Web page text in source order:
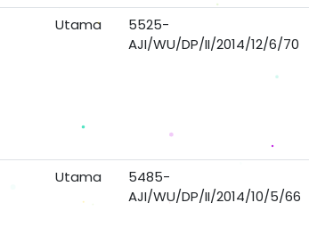
Utama
5525-
AJI/WU/DP/II/2014/12/6/70
Utama
5485-
AJI/WU/DP/II/2014/10/5/66